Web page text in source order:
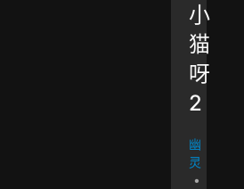
小
猫
呀
2
幽
灵
•